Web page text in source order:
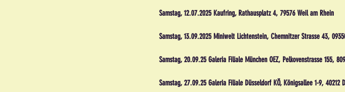
Samstag, 12.07.2025 Kaufring, Rathausplatz 4, 79576
Samstag, 13.09.2025 Miniwelt Lichtenstein, Chemnitzer Strasse 43,
Samstag, 20.09.25 Galeria Filiale München OEZ, Pelkovenstrasse
Samstag, 27.09.25 Galeria Filiale Düsseldorf KÖ, Königsallee 1-9,